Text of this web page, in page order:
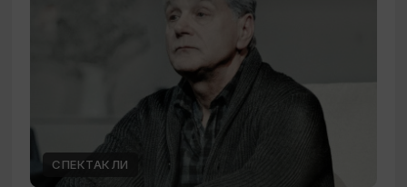
СПЕКТАКЛИ